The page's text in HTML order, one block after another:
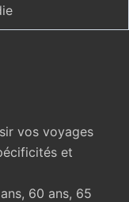
vos voyages
et
60 ans, 65